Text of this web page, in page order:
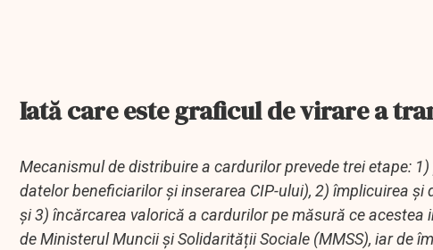
Iată care este graficul de virare a
Mecanismul de distribuire a cardurilor prevede trei etape:
datelor beneficiarilor și inserarea CIP-ului), 2) împlicuirea
și 3) încărcarea valorică a cardurilor pe măsură ce
de Ministerul Muncii și Solidarității Sociale (MMSS), iar de